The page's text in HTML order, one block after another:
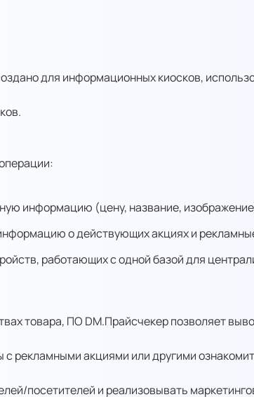
для информационных киосков,
информацию (цену, название,
о действующих акциях и
работающих с одной базой для
товара, ПО DM.Прайсчекер позволяет
с рекламными акциями или другими
посетителей и реализовывать